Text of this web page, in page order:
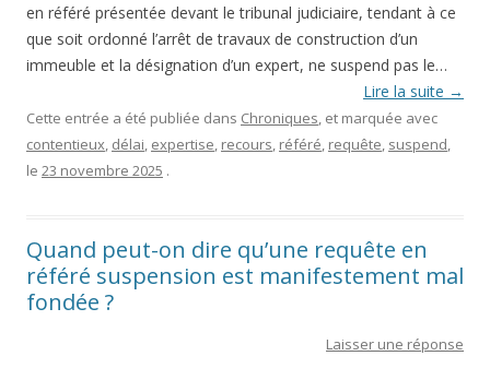
en référé présentée devant le tribunal judiciaire, tendant à ce
que soit ordonné l’arrêt de travaux de construction d’un
immeuble et la désignation d’un expert, ne suspend pas le…
Lire la suite →
Cette entrée a été publiée dans Chroniques, et marquée avec
contentieux, délai, expertise, recours, référé, requête, suspend,
le 23 novembre 2025 .
Quand peut-on dire qu’une requête en
référé suspension est manifestement mal
fondée ?
Laisser une réponse